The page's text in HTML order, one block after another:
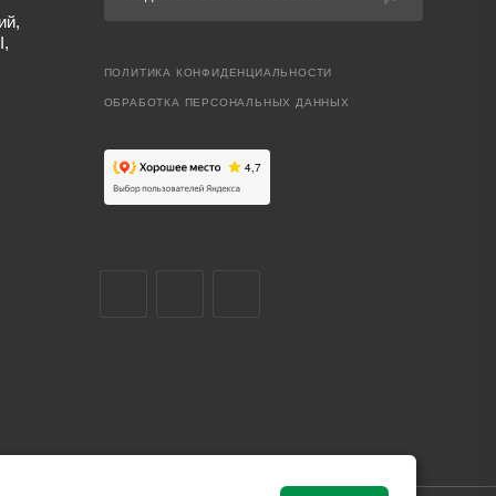
ПОЛИТИКА КОНФИДЕНЦИАЛЬНОСТИ
ОБРАБОТКА ПЕРСОНАЛЬНЫХ ДАННЫХ